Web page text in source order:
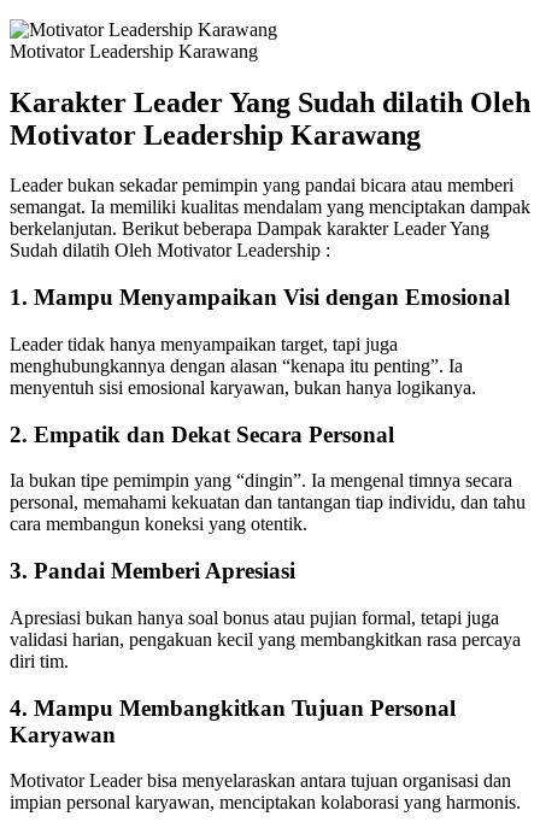
Motivator Leadership Karawang
Karakter Leader Yang Sudah dilatih Oleh
Motivator Leadership Karawang
Leader bukan sekadar pemimpin yang pandai bicara atau memberi
semangat. Ia memiliki kualitas mendalam yang menciptakan dampak
berkelanjutan. Berikut beberapa Dampak karakter Leader Yang
Sudah dilatih Oleh Motivator Leadership :
1. Mampu Menyampaikan Visi dengan Emosional
Leader tidak hanya menyampaikan target, tapi juga
menghubungkannya dengan alasan “kenapa itu penting”. Ia
menyentuh sisi emosional karyawan, bukan hanya logikanya.
2. Empatik dan Dekat Secara Personal
Ia bukan tipe pemimpin yang “dingin”. Ia mengenal timnya secara
personal, memahami kekuatan dan tantangan tiap individu, dan tahu
cara membangun koneksi yang otentik.
3. Pandai Memberi Apresiasi
Apresiasi bukan hanya soal bonus atau pujian formal, tetapi juga
validasi harian, pengakuan kecil yang membangkitkan rasa percaya
diri tim.
4. Mampu Membangkitkan Tujuan Personal
Karyawan
Motivator Leader bisa menyelaraskan antara tujuan organisasi dan
impian personal karyawan, menciptakan kolaborasi yang harmonis.